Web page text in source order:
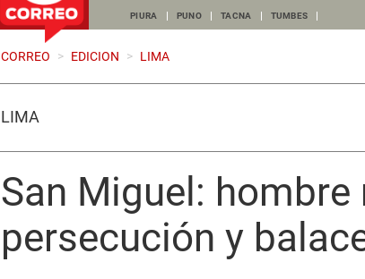
PIURA PUNO TACNA TUMBES
CORREO > EDICION > LIMA
LIMA
San Miguel:
persecución y